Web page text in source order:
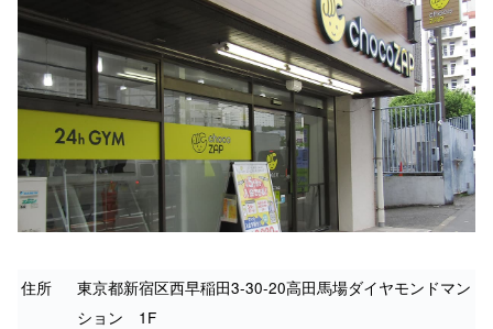
住所
東京都新宿区西早稲田3-30-20高田馬場ダイヤモンドマン
ション 1F